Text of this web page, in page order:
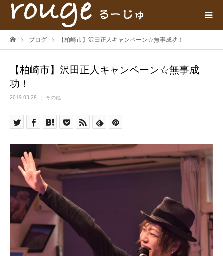
ブログ 【柏崎市】沢田正人キャンペーン☆無事成功！
【柏崎市】沢田正人キャンペーン☆無事成
功！
2019.03.28 その他